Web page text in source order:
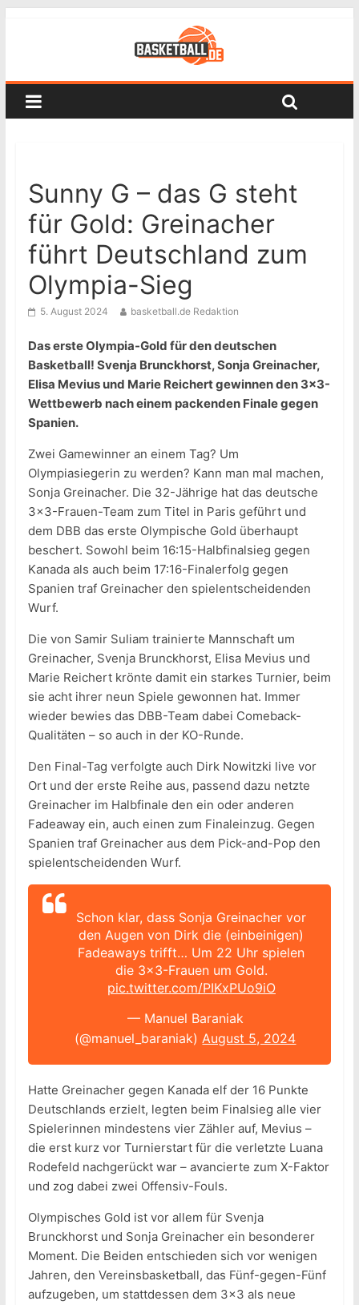
Sunny G – das G steht
für Gold: Greinacher
führt Deutschland zum
Olympia-Sieg
5. August 2024 basketball.de Redaktion
Das erste Olympia-Gold für den deutschen
Basketball! Svenja Brunckhorst, Sonja Greinacher,
Elisa Mevius und Marie Reichert gewinnen den 3×3-
Wettbewerb nach einem packenden Finale gegen
Spanien.
Zwei Gamewinner an einem Tag? Um
Olympiasiegerin zu werden? Kann man mal machen,
Sonja Greinacher. Die 32-Jährige hat das deutsche
3×3-Frauen-Team zum Titel in Paris geführt und
dem DBB das erste Olympische Gold überhaupt
beschert. Sowohl beim 16:15-Halbfinalsieg gegen
Kanada als auch beim 17:16-Finalerfolg gegen
Spanien traf Greinacher den spielentscheidenden
Wurf.
Die von Samir Suliam trainierte Mannschaft um
Greinacher, Svenja Brunckhorst, Elisa Mevius und
Marie Reichert krönte damit ein starkes Turnier, beim
sie acht ihrer neun Spiele gewonnen hat. Immer
wieder bewies das DBB-Team dabei Comeback-
Qualitäten – so auch in der KO-Runde.
Den Final-Tag verfolgte auch Dirk Nowitzki live vor
Ort und der erste Reihe aus, passend dazu netzte
Greinacher im Halbfinale den ein oder anderen
Fadeaway ein, auch einen zum Finaleinzug. Gegen
Spanien traf Greinacher aus dem Pick-and-Pop den
spielentscheidenden Wurf.
Schon klar, dass Sonja Greinacher vor
den Augen von Dirk die (einbeinigen)
Fadeaways trifft… Um 22 Uhr spielen
die 3×3-Frauen um Gold.
pic.twitter.com/PIKxPUo9iO
— Manuel Baraniak
(@manuel_baraniak)August 5, 2024
Hatte Greinacher gegen Kanada elf der 16 Punkte
Deutschlands erzielt, legten beim Finalsieg alle vier
Spielerinnen mindestens vier Zähler auf, Mevius –
die erst kurz vor Turnierstart für die verletzte Luana
Rodefeld nachgerückt war – avancierte zum X-Faktor
und zog dabei zwei Offensiv-Fouls.
Olympisches Gold ist vor allem für Svenja
Brunckhorst und Sonja Greinacher ein besonderer
Moment. Die Beiden entschieden sich vor wenigen
Jahren, den Vereinsbasketball, das Fünf-gegen-Fünf
aufzugeben, um stattdessen dem 3×3 als neue